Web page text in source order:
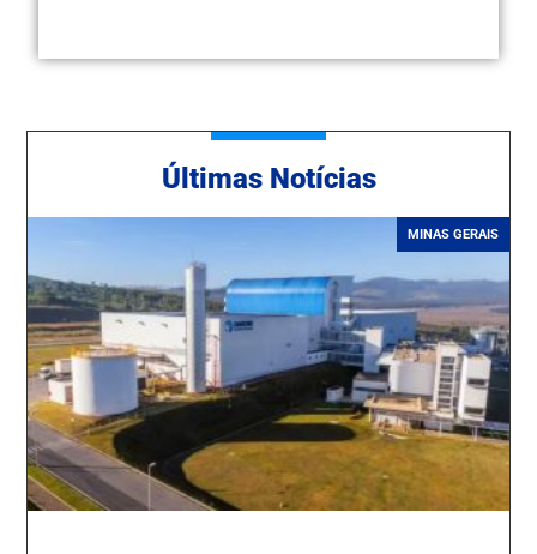
Ú ltimas Notícias
MINAS GERAIS